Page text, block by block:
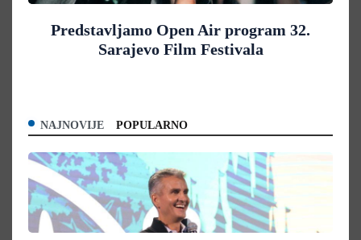
Predstavljamo Open Air program 32.
Sarajevo Film Festivala
NAJNOVIJE POPULARNO